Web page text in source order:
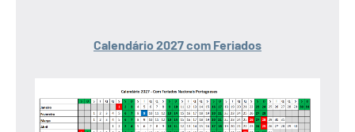
Calendário 2027 com Feriados